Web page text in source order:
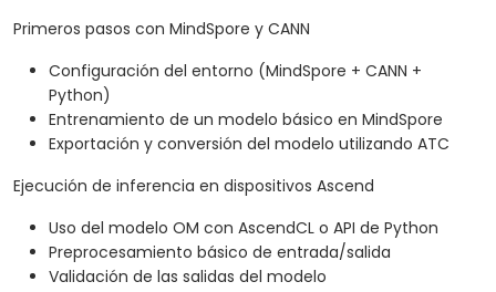
Primeros pasos con MindSpore y CANN
Configuración del entorno (MindSpore + CANN +
Python)
Entrenamiento de un modelo básico en MindSpore
Exportación y conversión del modelo utilizando ATC
Ejecución de inferencia en dispositivos Ascend
Uso del modelo OM con AscendCL o API de Python
Preprocesamiento básico de entrada/salida
Validación de las salidas del modelo